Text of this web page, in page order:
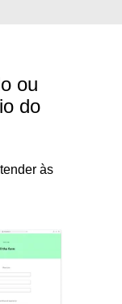
ou
do
às